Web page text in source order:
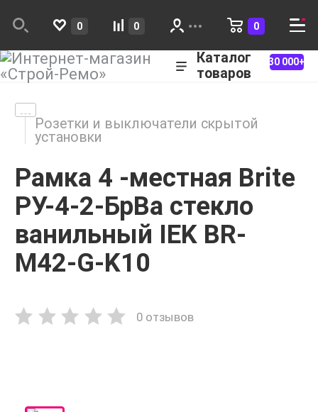
0 0 0
Каталог
товаров
30 000+
Розетки и выключатели скрытой
установки
Рамка 4 -местная Brite
РУ-4-2-БрВа стекло
ванильный IEK BR-
M42-G-K10
0 отзывов